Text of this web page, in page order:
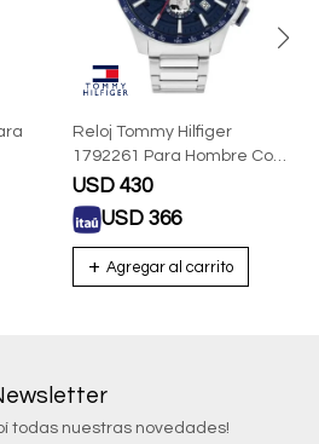
Reloj Tommy Hilfiger
1792261 Para Hombre Con
Correa De Acero
USD 430
USD 366
todas nuestras novedades!